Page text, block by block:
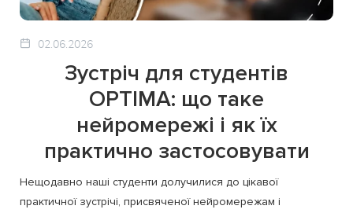
02.06.2026
Зустріч для студентів
OPTIMA: що таке
нейромережі і як їх
практично застосовувати
Нещодавно наші студенти долучилися до цікавої
практичної зустрічі, присвяченої нейромережам і